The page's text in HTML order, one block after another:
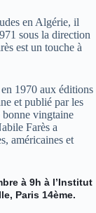
en Algérie, il
sous la direction
est un touche à
1970 aux éditions
et publié par les
bonne vingtaine
Farès a
américaines et
à 9h à l’Institut
Paris 14ème.